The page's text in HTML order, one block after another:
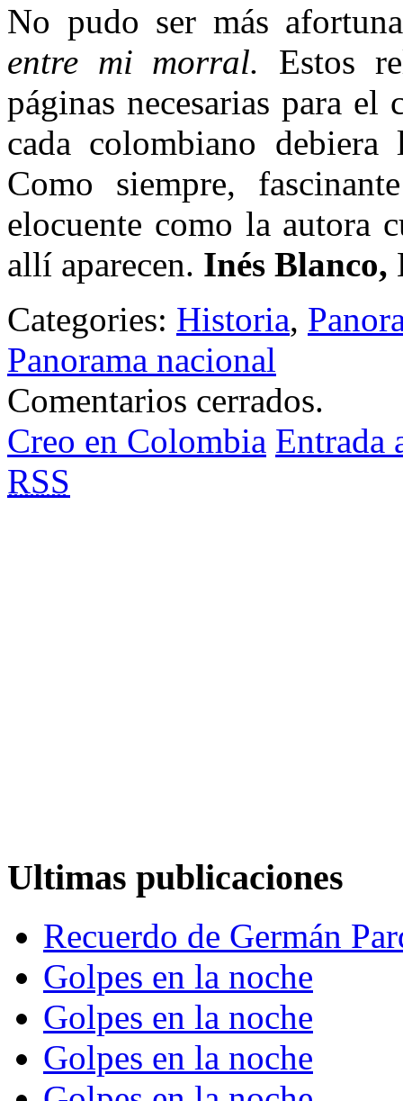
No pudo ser más
entre mi morral. Estos
páginas necesarias para
cada colombiano
Como siempre,
elocuente como la autora
allí aparecen. Inés Blanco,
Categories: Historia,
Panorama nacional
Comentarios cerrados.
Creo en Colombia Entrada
RSS
Ultimas publicaciones
Recuerdo de Germán
Golpes en la noche
Golpes en la noche
Golpes en la noche